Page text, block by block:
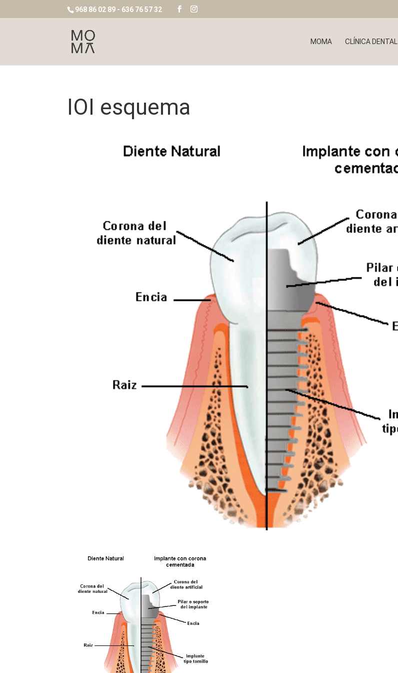
968 86 02 89 - 636 76 57 32
MOMA CLÍNICA DENTAL
IOI esquema